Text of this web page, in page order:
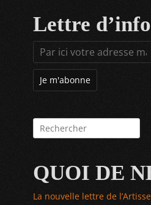
Lettre
Rechercher :
QUOI DE
La nouvelle lettre de